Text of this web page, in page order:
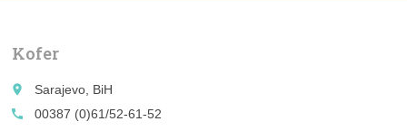
Kofer
place
Sarajevo, BiH
call
00387 (0)61/52-61-52